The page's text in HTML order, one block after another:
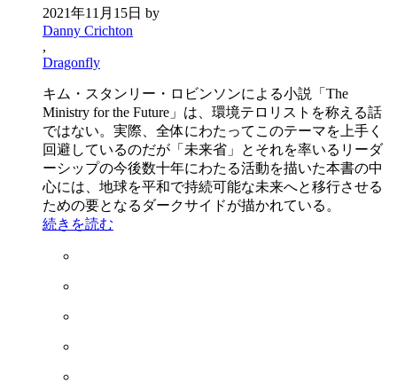
2021年11月15日 by
Danny Crichton
,
Dragonfly
キム・スタンリー・ロビンソンによる小説「The
Ministry for the Future」は、環境テロリストを称える話
ではない。実際、全体にわたってこのテーマを上手く
回避しているのだが「未来省」とそれを率いるリーダ
ーシップの今後数十年にわたる活動を描いた本書の中
心には、地球を平和で持続可能な未来へと移行させる
ための要となるダークサイドが描かれている。
続きを読む